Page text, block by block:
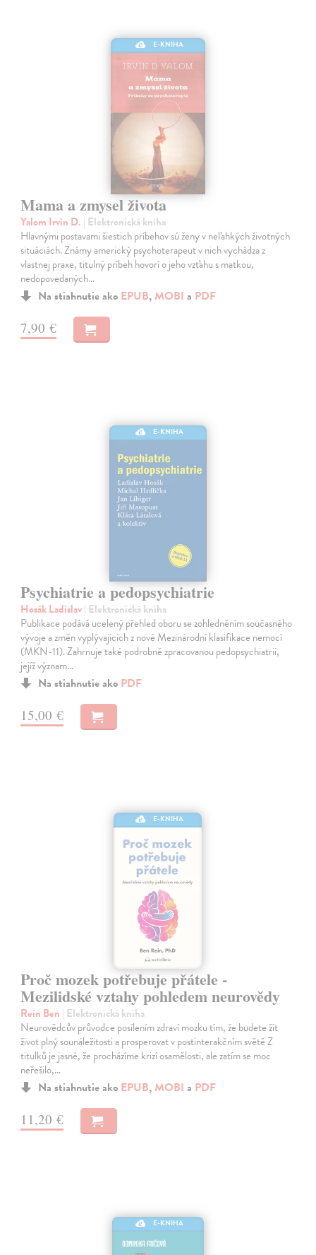
E-KNIHA
Mama a zmysel života
Yalom Irvin D. | Elektronická kniha
Hlavnými postavami šiestich príbehov sú ženy v neľahkých životných
situáciách. Známy americký psychoterapeut v nich vychádza z
vlastnej praxe, titulný príbeh hovorí o jeho vzťahu s matkou,
nedopovedaných…
Na stiahnutie ako EPUB, MOBI a PDF
7,90 €
E-KNIHA
Psychiatrie a pedopsychiatrie
Hosák Ladislav| Elektronická kniha
Publikace podává ucelený přehled oboru se zohledněním současného
vývoje a změn vyplývajících z nové Mezinárodní klasifikace nemocí
(MKN-11). Zahrnuje také podrobně zpracovanou pedopsychiatrii,
jejíž význam…
Na stiahnutie ako PDF
15,00 €
E-KNIHA
Proč mozek potřebuje přátele -
Mezilidské vztahy pohledem neurovědy
Rein Ben | Elektronická kniha
Neurovědcův průvodce posílením zdraví mozku tím, že budete žít
život plný sounáležitosti a prosperovat v postinterakčním světě Z
titulků je jasné, že procházíme krizí osamělosti, ale zatím se moc
neřešilo,…
Na stiahnutie ako EPUB, MOBI a PDF
11,20 €
E-KNIHA